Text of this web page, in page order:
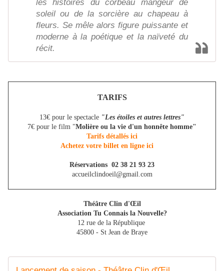
les histoires du corbeau mangeur de
soleil ou de la sorcière au chapeau à
fleurs. Se mêle alors figure puissante et
moderne à la poétique et la naïveté du
récit.
TARIFS
13€ pour le spectacle "Les étoiles et autres lettres"
7€ pour le film "Molière ou la vie d'un honnête homme"
Tarifs détallés ici
Achetez votre billet en ligne ici
Réservations 02 38 21 93 23
accueilclindoeil@gmail.com
Théâtre Clin d'Œil
Association Tu Connais la Nouvelle?
12 rue de la République
45800 - St Jean de Braye